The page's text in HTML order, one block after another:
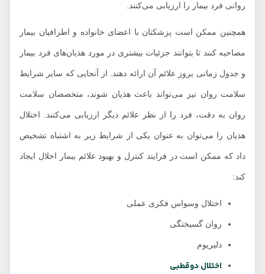
روانی فرد بیمار را ارزیابی می‌کنند.
همچنین ممکن است پزشکتان با اعضای خانواده و اطرافیان بیمار
مصاحبه کنند تا بتوانند جزئیات بیشتری در مورد هذیان‌های فرد بیمار
و جدول زمانی بروز علائم آن ارائه دهند. از آنجایی که سایر شرایط
سلامت روان نیز می‌تواند باعث هذیان شوند، متخصصان سلامت
روان به دقت، فرد را از نظر علائم دیگر ارزیابی می‌کنند. اختلال
هذیان را می‌توان به عنوان یکی از شرایط زیر به اشتباه تشخیص
داد که ممکن است در فرایند کنترل و بهبود علائم بیمار اخلال ایجاد
اختلال وسواس فکری عملی
روان گسیختگی
دلیریوم
اختلال دوقطبی